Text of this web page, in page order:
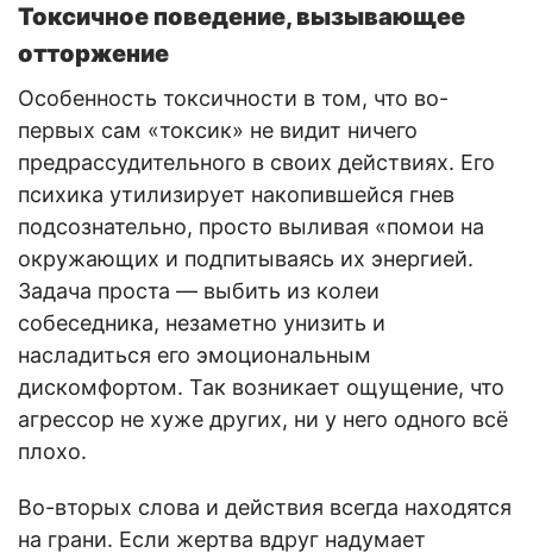
Токсичное поведение, вызывающее
отторжение
Особенность токсичности в том, что во-
первых сам «токсик» не видит ничего
предрассудительного в своих действиях. Его
психика утилизирует накопившейся гнев
подсознательно, просто выливая «помои на
окружающих и подпитываясь их энергией.
Задача проста — выбить из колеи
собеседника, незаметно унизить и
насладиться его эмоциональным
дискомфортом. Так возникает ощущение, что
агрессор не хуже других, ни у него одного всё
плохо.
Во-вторых слова и действия всегда находятся
на грани. Если жертва вдруг надумает